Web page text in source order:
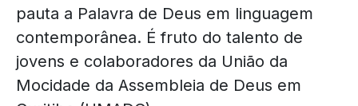
pauta a Palavra de Deus em linguagem
contemporânea. É fruto do talento de
jovens e colaboradores da União da
Mocidade da Assembleia de Deus em